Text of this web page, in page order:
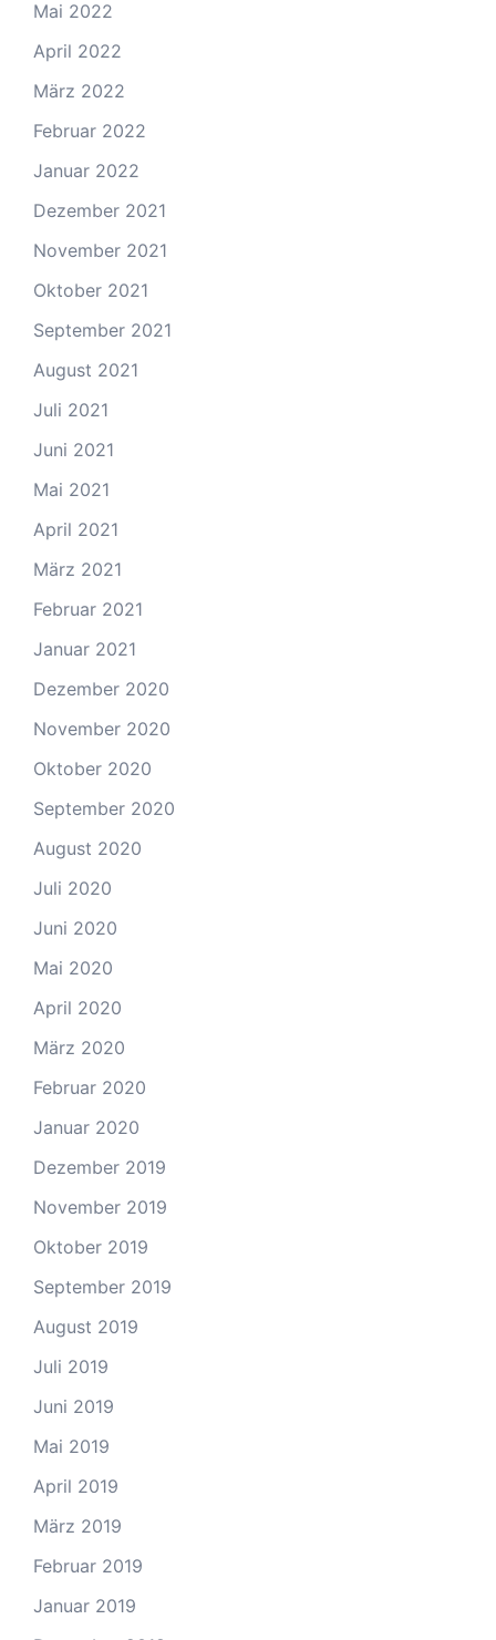
Mai 2022
April 2022
März 2022
Februar 2022
Januar 2022
Dezember 2021
November 2021
Oktober 2021
September 2021
August 2021
Juli 2021
Juni 2021
Mai 2021
April 2021
März 2021
Februar 2021
Januar 2021
Dezember 2020
November 2020
Oktober 2020
September 2020
August 2020
Juli 2020
Juni 2020
Mai 2020
April 2020
März 2020
Februar 2020
Januar 2020
Dezember 2019
November 2019
Oktober 2019
September 2019
August 2019
Juli 2019
Juni 2019
Mai 2019
April 2019
März 2019
Februar 2019
Januar 2019